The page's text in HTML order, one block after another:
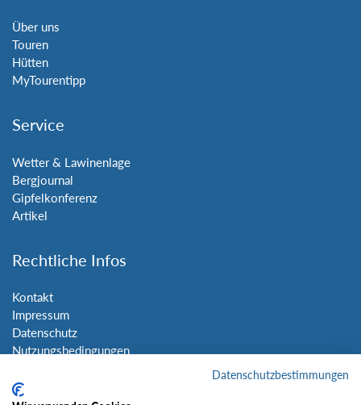
Über uns
Touren
Hütten
MyTourentipp
Service
Wetter & Lawinenlage
Bergjournal
Gipfelkonferenz
Artikel
Rechtliche Infos
Kontakt
Impressum
Datenschutz
Nutzungsbedingungen
Datenschutzbestimmungen